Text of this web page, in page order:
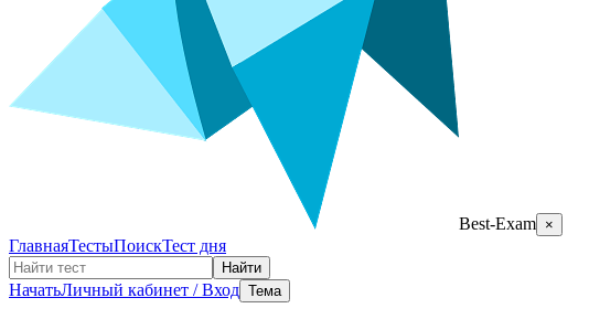
Best-Exam ×
ГлавнаяТестыПоискТест дня
Найти
НачатьЛичный кабинет / Вход Тема